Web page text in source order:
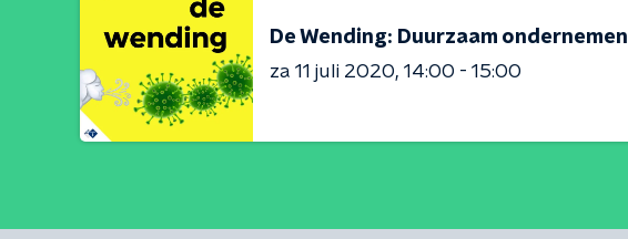
De Wending: Duurzaam ondernemen
za 11 juli 2020 14:00 - 15:00